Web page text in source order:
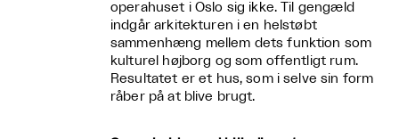
operahuset i Oslo sig ikke. Til gengæld
indgår arkitekturen i en helstøbt
sammenhæng mellem dets funktion som
kulturel højborg og som offentligt rum.
Resultatet er et hus, som i selve sin form
råber på at blive brugt.